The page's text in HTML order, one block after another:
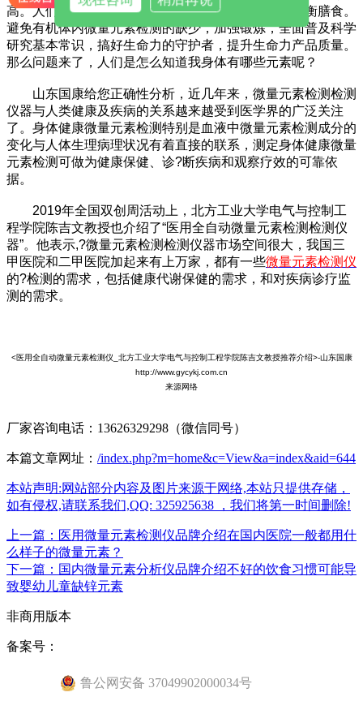
高。人们应科学饮食，尤其中老年人要合理营养，均衡膳食。
避免有机体内微量元素检测的缺少，加强锻炼，全面普及科学
研究基本常识，搞好生命力的守护者，提升生命力产品质量。
那么问题来了，人们是怎么知道我身体有哪些元素呢？
山东国康给您正确性分析，近几年来，微量元素检测检测
仪器与人类健康及疾病的关系越来越受到医学界的广泛关注
了。身体健康微量元素检测特别是血液中微量元素检测成分的
变化与人体生理病理状况有着直接的联系，测定身体健康微量
元素检测可做为健康保健、诊?断疾病和观察疗效的可靠依
据。
2019年全国双创周活动上，北方工业大学电气与控制工
程学院陈吉文教授也介绍了“医用全自动微量元素检测检测仪
器”。他表示,?微量元素检测检测仪器市场空间很大，我国三
甲医院和二甲医院加起来有上万家，都有一些微量元素检测仪
的?检测的需求，包括健康代谢保健的需求，和对疾病诊疗监
测的需求。
<医用全自动微量元素检测仪_北方工业大学电气与控制工程学院陈吉文教授推荐介绍>-山东国康
http://www.gycykj.com.cn
来源网络
厂家咨询电话：13626329298（微信同号）
本篇文章网址： /index.php?m=home&c=View&a=index&aid=644
本站声明:网站部分内容及图片来源于网络,本站只提供存储，
如有侵权,请联系我们,QQ: 325925638 ，我们将第一时间删除!
上一篇：医用微量元素检测仪品牌介绍在国内医院一般都用什
么样子的微量元素？
下一篇：国内微量元素分析仪品牌介绍不好的饮食习惯可能导
致婴幼儿童缺锌元素
非商用版本
备案号：
鲁公网安备 37049902000034号